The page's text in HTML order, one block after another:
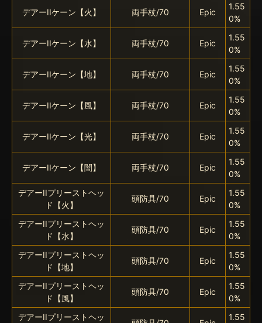
デアーIIケーン【火】 両手杖/70 Epic
1.55
0%
デアーIIケーン【水】 両手杖/70 Epic
1.55
0%
デアーIIケーン【地】 両手杖/70 Epic
1.55
0%
デアーIIケーン【風】 両手杖/70 Epic
1.55
0%
デアーIIケーン【光】 両手杖/70 Epic
1.55
0%
デアーIIケーン【闇】 両手杖/70 Epic
1.55
0%
デアーIIプリーストヘッ
ド【火】
頭防具/70 Epic
1.55
0%
デアーIIプリーストヘッ
ド【水】
頭防具/70 Epic
1.55
0%
デアーIIプリーストヘッ
ド【地】
頭防具/70 Epic
1.55
0%
デアーIIプリーストヘッ
ド【風】
頭防具/70 Epic
1.55
0%
デアーIIプリーストヘッ
1.55